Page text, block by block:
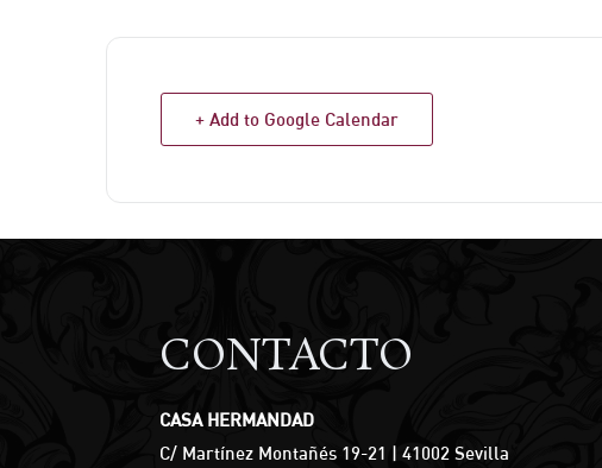
+ Add to Google Calendar
CONTACTO
CASA HERMANDAD
C/ Martínez Montañés 19-21 | 41002 Sevilla